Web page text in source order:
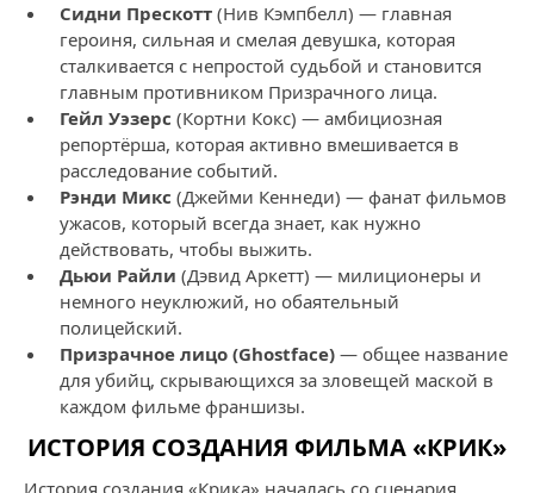
Сидни Прескотт (Нив Кэмпбелл) — главная
героиня, сильная и смелая девушка, которая
сталкивается с непростой судьбой и становится
главным противником Призрачного лица.
Гейл Уэзерс (Кортни Кокс) — амбициозная
репортёрша, которая активно вмешивается в
расследование событий.
Рэнди Микс (Джейми Кеннеди) — фанат фильмов
ужасов, который всегда знает, как нужно
действовать, чтобы выжить.
Дьюи Райли (Дэвид Аркетт) — милиционеры и
немного неуклюжий, но обаятельный
полицейский.
Призрачное лицо (Ghostface) — общее название
для убийц, скрывающихся за зловещей маской в
каждом фильме франшизы.
ИСТОРИЯ СОЗДАНИЯ ФИЛЬМА «КРИК»
История создания «Крика» началась со сценария